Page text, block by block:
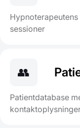
sessioner
👥
Patientdatabase